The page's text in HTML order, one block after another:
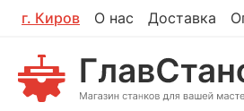
г. Киров О нас Доставка